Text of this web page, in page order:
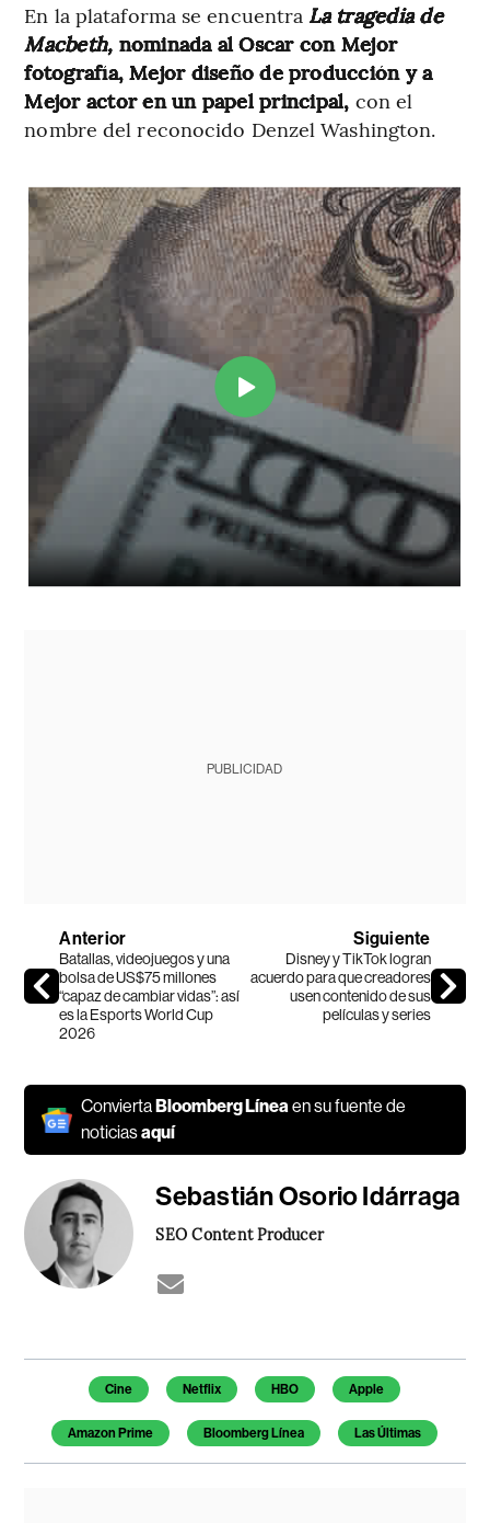
En la plataforma se encuentraLa tragedia de
Macbeth, nominada al Oscar con Mejor
fotografía, Mejor diseño de producción y a
Mejor actor en un papel principal, con el
nombre del reconocido Denzel Washington.
PUBLICIDAD
Anterior
Batallas, videojuegos y una
bolsa de US$75 millones
“capaz de cambiar vidas”: así
es la Esports World Cup
2026
Siguiente
Disney y TikTok logran
acuerdo para que creadores
usen contenido de sus
películas y series
Convierta Bloomberg Líneaen su fuente de
noticiasaquí
Sebastián Osorio Idárraga
SEO Content Producer
Temas de este artículo
Cine Netflix HBO Apple
Amazon Prime Bloomberg Línea Las Últimas